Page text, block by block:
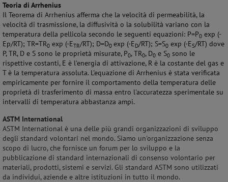
Teoria di Arrhenius
Il Teorema di Arrhenius afferma che la velocità di permeabilità, la
velocità di trasmissione, la diffusività o la solubilità variano con la
temperatura della pellicola secondo le seguenti equazioni: P=P0 exp (-
Ep/RT); TR=TR0 exp (-ETR/RT); D=D0 exp (-ED/RT); S=S0 exp (-ES/RT) dove
P, TR, D e S sono le proprietà misurate, P0, TR0, D0 e S0 sono le
rispettive costanti, E è l'energia di attivazione, R è la costante del gas e
T è la temperatura assoluta. L'equazione di Arrhenius è stata verificata
empiricamente per fornire il comportamento della temperatura delle
proprietà di trasferimento di massa entro l'accuratezza sperimentale su
intervalli di temperatura abbastanza ampi.
ASTM International
ASTM International è una delle più grandi organizzazioni di sviluppo
degli standard volontari nel mondo. Siamo un'organizzazione senza
scopo di lucro, che fornisce un forum per lo sviluppo e la
pubblicazione di standard internazionali di consenso volontario per
materiali, prodotti, sistemi e servizi. Gli standard ASTM sono utilizzati
da individui, aziende e altre istituzioni in tutto il mondo.